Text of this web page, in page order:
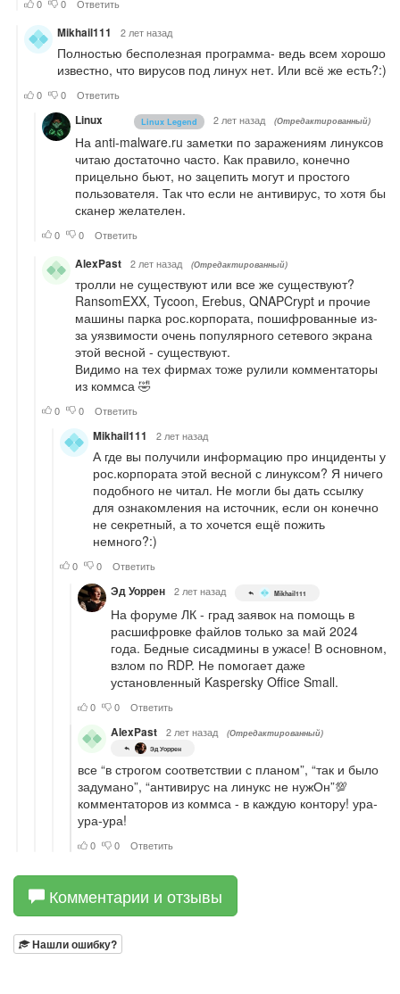
Комментарии и отзывы
Нашли ошибку?